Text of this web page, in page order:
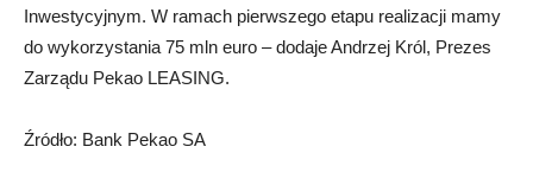
Inwestycyjnym. W ramach pierwszego etapu realizacji mamy
do wykorzystania 75 mln euro – dodaje Andrzej Król, Prezes
Zarządu Pekao LEASING.
Źródło: Bank Pekao SA